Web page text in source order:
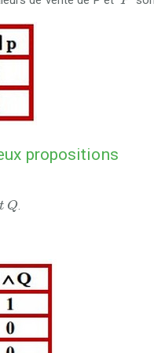
propositions
t Q
t Q.